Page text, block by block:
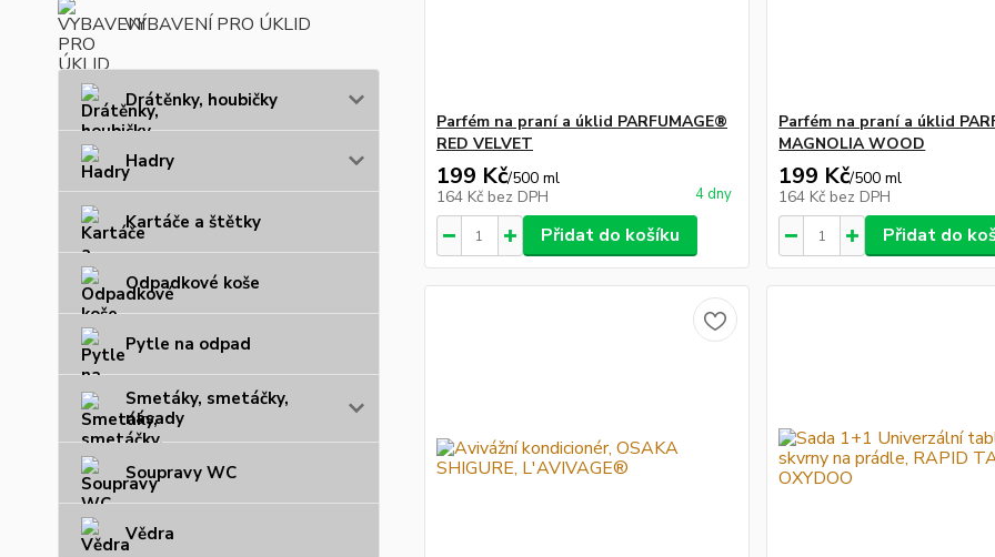
VYBAVENÍ PRO ÚKLID
Drátěnky, houbičky
Hadry
Kartáče a štětky
Odpadkové koše
Pytle na odpad
Smetáky, smetáčky,
násady
Soupravy WC
Vědra
Parfém na praní a úklid PARFUMAGE®
RED VELVET
199 Kč/500 ml
164 Kč bez DPH 4 dny
Přidat do košíku
Parfém na praní a úklid
MAGNOLIA WOOD
199 Kč/500 ml
164 Kč bez DPH
Přidat do